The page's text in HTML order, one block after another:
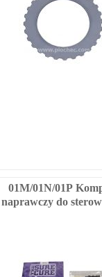
01M/01N/01P
naprawczy do